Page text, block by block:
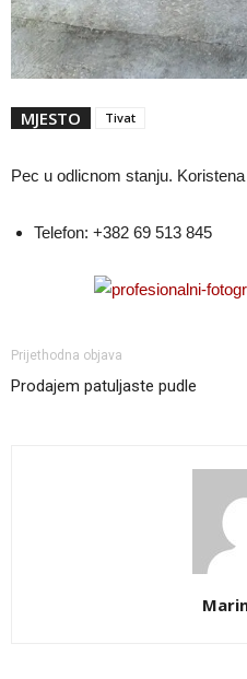
MJESTO Tivat
Pec u odlicnom stanju.
Telefon: +382 69 513 845
Prijethodna objava
Prodajem patuljaste pudle